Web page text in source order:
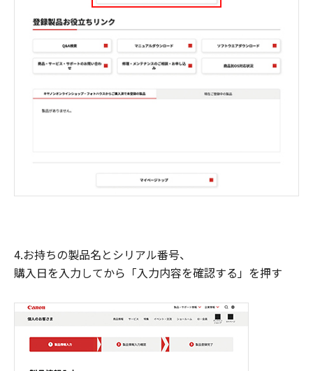
4.お持ちの製品名とシリアル番号、
購入日を入力してから「入力内容を確認する」を押す